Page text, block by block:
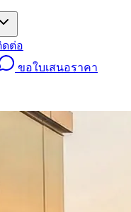
ดต่อ
ขอใบเสนอราคา